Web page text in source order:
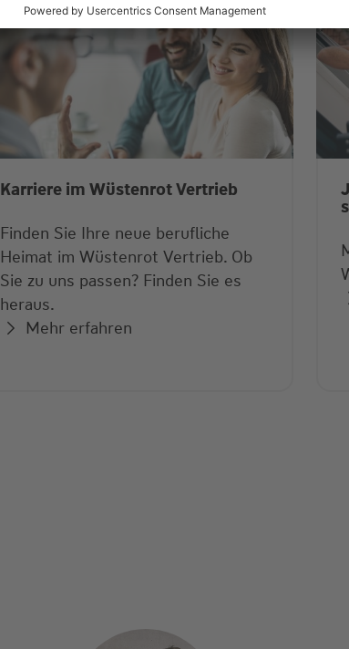
Karriere im Wüstenrot Vertrieb
Finden Sie Ihre neue berufliche
Heimat im Wüstenrot Vertrieb. Ob
Sie zu uns passen? Finden Sie es
heraus.
Mehr erfahren